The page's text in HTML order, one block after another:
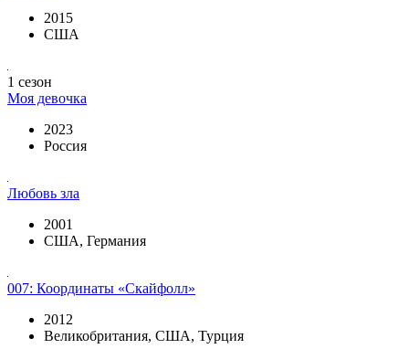
2015
США
1 сезон
Моя девочка
2023
Россия
Любовь зла
2001
США, Германия
007: Координаты «Скайфолл»
2012
Великобритания, США, Турция